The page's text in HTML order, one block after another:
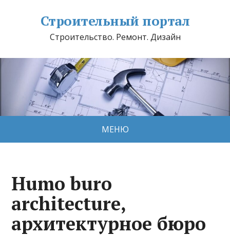
Строительный портал
Строительство. Ремонт. Дизайн
МЕНЮ
Humo buro
architecture,
архитектурное бюро